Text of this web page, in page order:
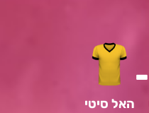
-
האל סיטי